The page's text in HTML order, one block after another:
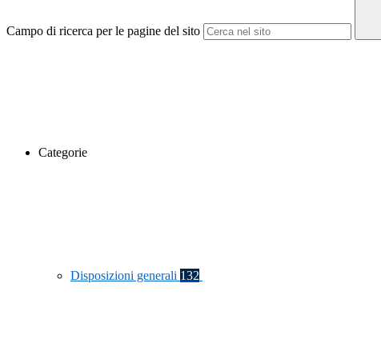
Campo di ricerca per le pagine del sito
Categorie
Disposizioni generali 132